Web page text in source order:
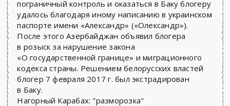
пограничный контроль и оказаться в Баку блогеру
удалось благодаря иному написанию в украинском
паспорте имени «Александр» («Олександр»).
После этого Азербайджан объявил блогера
в розыск за нарушение закона
«О государственной границе» и миграционного
кодекса страны. Решением белорусских властей
блогер 7 февраля 2017 г. был экстрадирован
в Баку.
Нагорный Карабах: "разморозка"